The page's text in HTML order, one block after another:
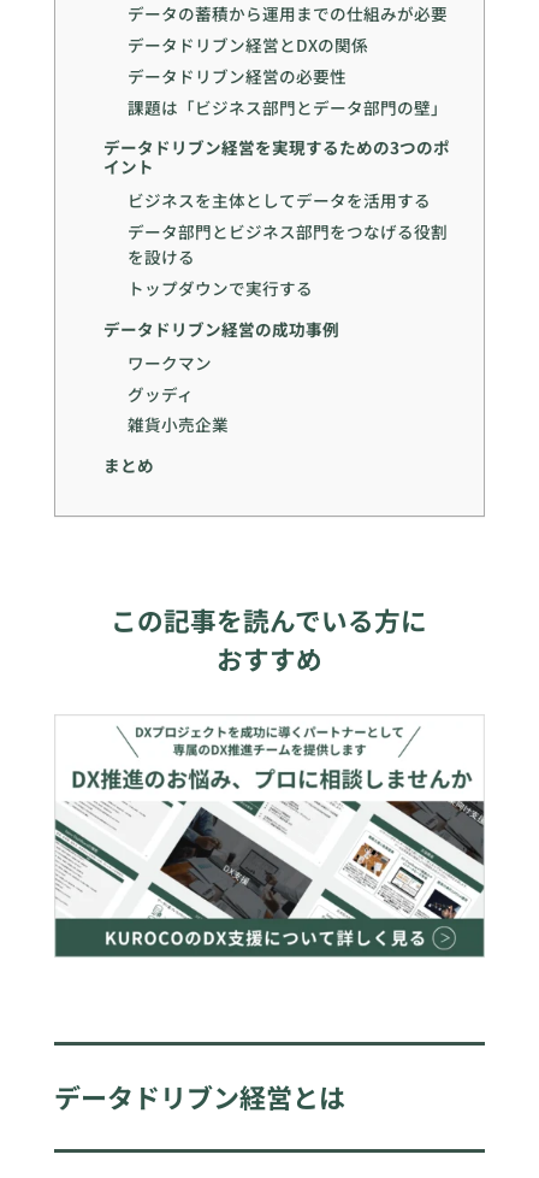
データの蓄積から運用までの仕組みが必要
データドリブン経営とDXの関係
データドリブン経営の必要性
課題は「ビジネス部門とデータ部門の壁」
データドリブン経営を実現するための3つのポ
イント
ビジネスを主体としてデータを活用する
データ部門とビジネス部門をつなげる役割
を設ける
トップダウンで実行する
データドリブン経営の成功事例
ワークマン
グッディ
雑貨小売企業
まとめ
この記事を読んでいる方に
おすすめ
データドリブン経営とは